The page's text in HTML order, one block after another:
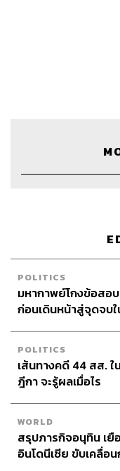
The Hostสรกล อดุล
Co-hostพลวุฒิ สงสกุล
สรกล
Show Producer
อธิ
Channel Managerเช
Sound Designer &
Coordinator & Admin
Art Director
Proofreaderพรนภัส ช
Webmaster รพีพรรณ​
POLITICS
มหากาพย์โกงข้อสอ
ก่อนเดินหน้าสู่จุดจบ
POLITICS
เส้นทางคดี 44 สส.
ฎีกา จะรู้ผลเมื่อไร
WORLD
สรุปภารกิจอนุทิน เยื
อินโดนีเซีย ขับเคลื่อ